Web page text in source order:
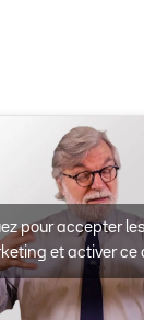
pour accepter
et activer ce